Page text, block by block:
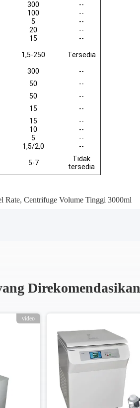
300
--
100
--
5
--
20
--
15
--
1,5-250 Tersedia
300
--
50
--
50
--
15
--
15
--
10
--
5
--
1,5/2,0
--
5-7
Tidak
tersedia
Rate, Centrifuge Volume Tinggi 3000ml
Direkomendasikan
video